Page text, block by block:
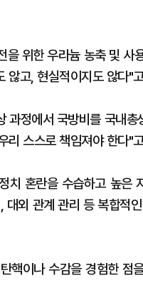
을 위한 우라늄 농축 및 사
않고, 현실적이지도 않다"
과정에서 국방비를 국내
리 스스로 책임져야 한다"
치 혼란을 수습하고 높은
외 관계 관리 등 복합적
핵이나 수감을 경험한 점